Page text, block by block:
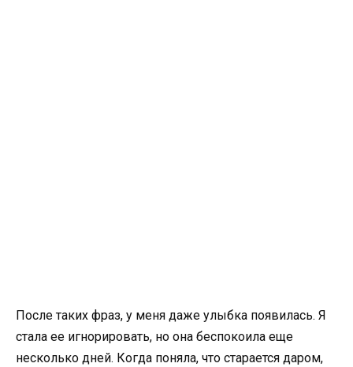
После таких фраз, у меня даже улыбка появилась. Я
стала ее игнорировать, но она беспокоила еще
несколько дней. Когда поняла, что старается даром,